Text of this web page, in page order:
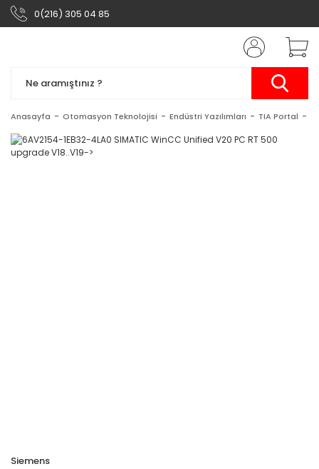
0(216) 305 04 85
Anasayfa Otomasyon Teknolojisi Endüstri Yazılımları TIA Portal
Siemens